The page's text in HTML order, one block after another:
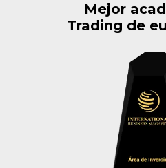
Mejor
Trading de